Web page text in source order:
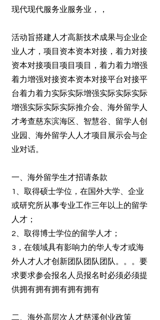
现代现代服务业服务业，，
活动旨搭建人才高新技术成果与企业企
业人才，项目资本资本对接，着力对接
资本对接项目项目项目，着力着力增强
着力增强对接资本资本对接平台对接平
台着力着力实际实际增强实际实际实际
增强实际实际实际推介会、海外留学人
才考查慈东滨海区、智慧谷、留学人创
业园、海外留学人人才项目展示会与企
业对话。
一、海外留学生才招请条款
1、取得硕士学位，在国外大学、企业
或研究所从事专业工作三年以上的留学
人才；
2、取得博士学位的留学人才；
3，在领域具有影响力的华人专才或海
外人才人才创新团队团队团队。。。要
求要求参会报名人员报名时必须必须提
供拥有拥有拥有拥有拥有
二、海外高层次人才慈溪创业政策